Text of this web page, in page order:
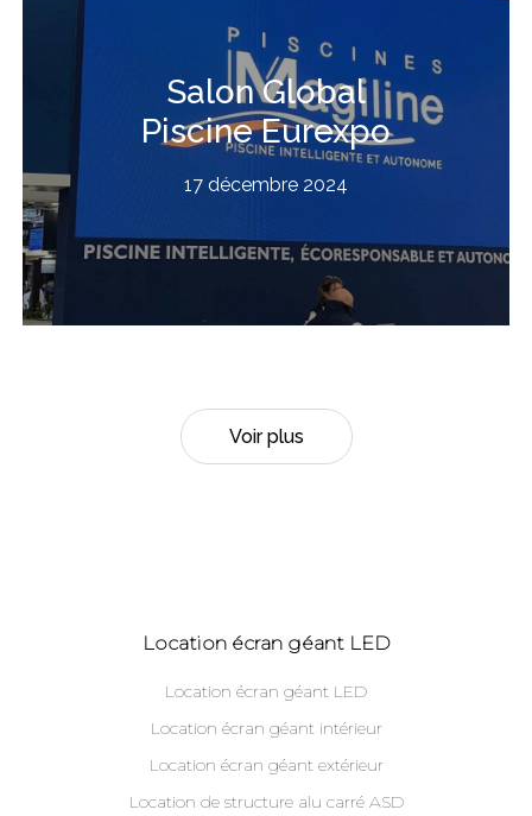
Salon Global
Piscine Eurexpo
17 décembre 2024
Voir plus
Location écran géant LED
Location écran géant LED
Location écran géant intérieur
Location écran géant extérieur
Location de structure alu carré ASD